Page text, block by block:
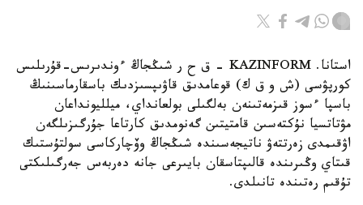
استانا. KAZINFORM – ق ح ر شىڭجاڭ ءوندىرىس-قۇرىلىس
كورپۋسى (ش و ق ك) قوعامدىق قاۋىپسىزدىك باسقارماسىنىڭ
باسپا ءسوز قىزمەتىنەن بەلگىلى بولعانداي، ميلليونداعان
مۋتاتسيا نۇكتەسىن قامتيتىن گەنومدىق كارتاعا جۇرگىزىلگەن
اۋقىمدى زەرتتەۋ ناتيجەسىندە شىڭجاڭ وۆچاركاسى سولتۇستىك
قىتاي وڭىرىندە قالىپتاسقان بايىرعى جانە دەربەس جەرگىلىكتى
تۇقىم رەتىندە تانىلدى.